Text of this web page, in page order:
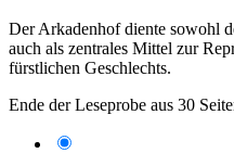
Der Arkadenhof diente sowohl
auch als zentrales Mittel zur
fürstlichen Geschlechts.
Ende der Leseprobe aus 30